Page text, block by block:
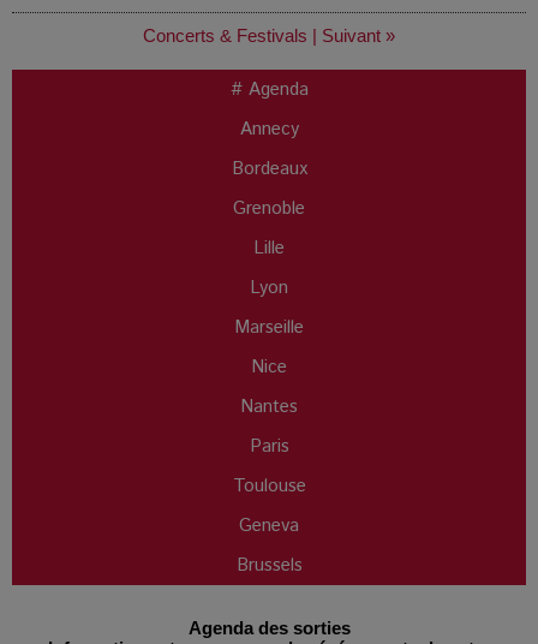
Concerts & Festivals | Suivant »
# Agenda
Annecy
Bordeaux
Grenoble
Lille
Lyon
Marseille
Nice
Nantes
Paris
Toulouse
Geneva
Brussels
Agenda des sorties